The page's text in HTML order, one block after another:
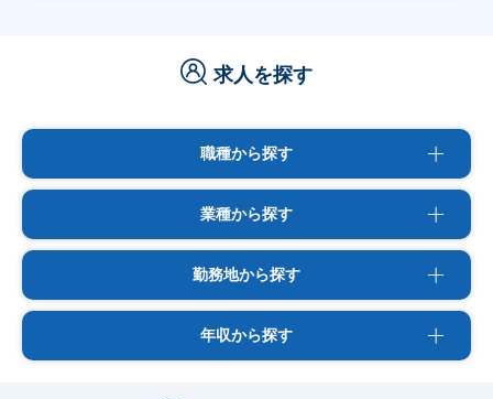
求人を探す
職種から探す
業種から探す
勤務地から探す
年収から探す